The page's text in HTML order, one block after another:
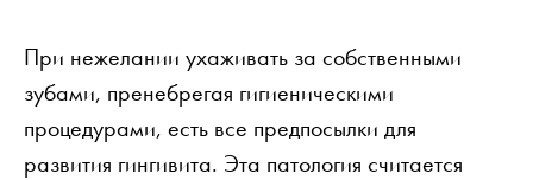
При нежелании ухаживать за собственными
зубами, пренебрегая гигиеническими
процедурами, есть все предпосылки для
развития гингивита. Эта патология считается